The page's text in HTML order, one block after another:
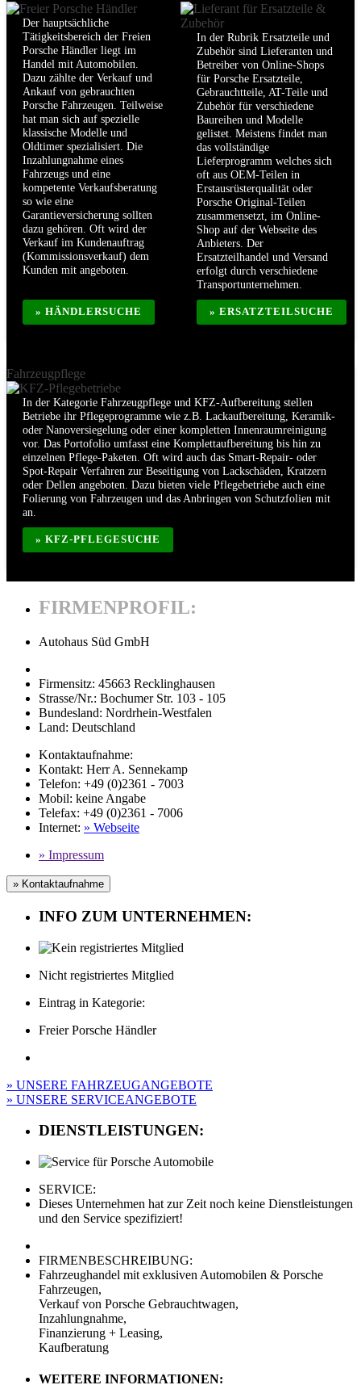
Der hauptsächliche
Tätigkeitsbereich der Freien
Porsche Händler liegt im
Handel mit Automobilen.
Dazu zählte der Verkauf und
Ankauf von gebrauchten
Porsche Fahrzeugen. Teilweise
hat man sich auf spezielle
klassische Modelle und
Oldtimer spezialisiert. Die
Inzahlungnahme eines
Fahrzeugs und eine
kompetente Verkaufsberatung
so wie eine
Garantieversicherung sollten
dazu gehören. Oft wird der
Verkauf im Kundenauftrag
(Kommissionsverkauf) dem
Kunden mit angeboten.
» HÄNDLERSUCHE
In der Rubrik Ersatzteile und
Zubehör sind Lieferanten und
Betreiber von Online-Shops
für Porsche Ersatzteile,
Gebrauchtteile, AT-Teile und
Zubehör für verschiedene
Baureihen und Modelle
gelistet. Meistens findet man
das vollständige
Lieferprogramm welches sich
oft aus OEM-Teilen in
Erstausrüsterqualität oder
Porsche Original-Teilen
zusammensetzt, im Online-
Shop auf der Webseite des
Anbieters. Der
Ersatzteilhandel und Versand
erfolgt durch verschiedene
Transportunternehmen.
» ERSATZTEILSUCHE
Fahrzeugpflege
In der Kategorie Fahrzeugpflege und KFZ-Aufbereitung stellen
Betriebe ihr Pflegeprogramme wie z.B. Lackaufbereitung, Keramik-
oder Nanoversiegelung oder einer kompletten Innenraumreinigung
vor. Das Portofolio umfasst eine Komplettaufbereitung bis hin zu
einzelnen Pflege-Paketen. Oft wird auch das Smart-Repair- oder
Spot-Repair Verfahren zur Beseitigung von Lackschäden, Kratzern
oder Dellen angeboten. Dazu bieten viele Pflegebetriebe auch eine
Folierung von Fahrzeugen und das Anbringen von Schutzfolien mit
an.
» KFZ-PFLEGESUCHE
FIRMENPROFIL:
Autohaus Süd GmbH
Firmensitz: 45663 Recklinghausen
Strasse/Nr.: Bochumer Str. 103 - 105
Bundesland: Nordrhein-Westfalen
Land: Deutschland
Kontaktaufnahme:
Kontakt: Herr A. Sennekamp
Telefon: +49 (0)2361 - 7003
Mobil: keine Angabe
Telefax: +49 (0)2361 - 7006
Internet: » Webseite
» Impressum
» Kontaktaufnahme
INFO ZUM UNTERNEHMEN:
Nicht registriertes Mitglied
Eintrag in Kategorie:
Freier Porsche Händler
» UNSERE FAHRZEUGANGEBOTE
» UNSERE SERVICEANGEBOTE
DIENSTLEISTUNGEN:
SERVICE:
Dieses Unternehmen hat zur Zeit noch keine Dienstleistungen
und den Service spezifiziert!
FIRMENBESCHREIBUNG:
Fahrzeughandel mit exklusiven Automobilen & Porsche
Fahrzeugen,
Verkauf von Porsche Gebrauchtwagen,
Inzahlungnahme,
Finanzierung + Leasing,
Kaufberatung
WEITERE INFORMATIONEN: